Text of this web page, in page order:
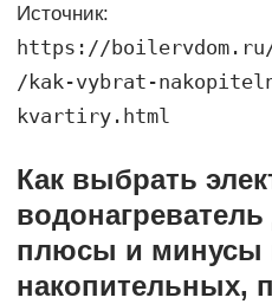
Источник:
https://
/kak-vybrat-
kvartiry.html
Как выбрать
плюсы и минусы
накопительных,